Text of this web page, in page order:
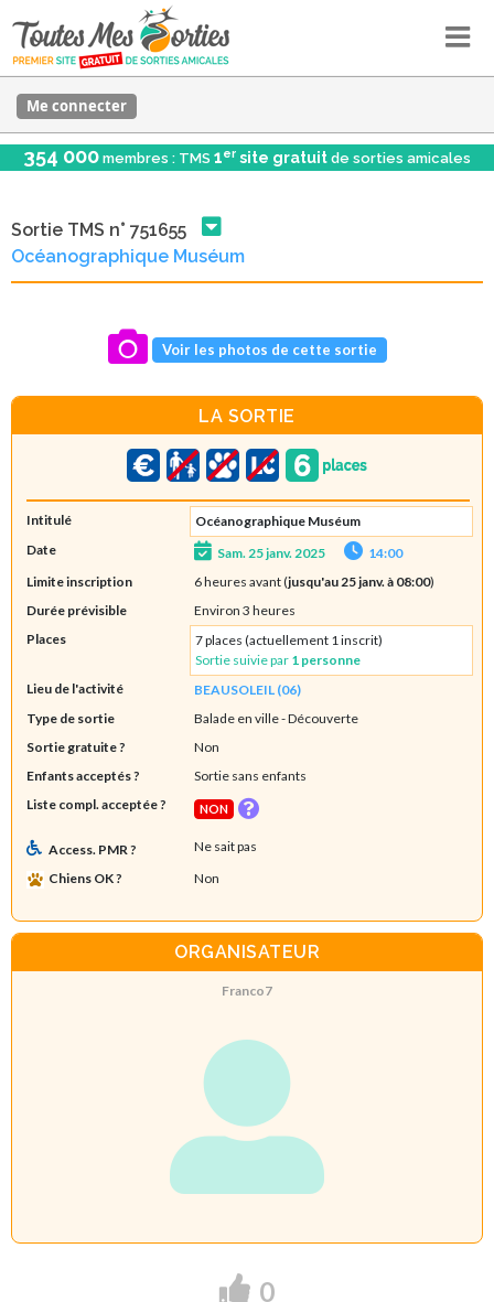
Me connecter
354 000 membres : TMS 1er site gratuit de sorties amicales
Sortie TMS n° 751655
Océanographique Muséum
Voir les photos de cette sortie
LA SORTIE
Intitulé
Océanographique Muséum
Date
Sam. 25 janv. 2025
14:00
Limite inscription
6 heures avant (jusqu'au 25 janv. à 08:00)
Durée prévisible
Environ 3 heures
Places
7 places (actuellement 1 inscrit)
Sortie suivie par 1 personne
Lieu de l'activité
BEAUSOLEIL (06)
Type de sortie
Balade en ville- Découverte
Sortie gratuite ?
Non
Enfants acceptés ?
Sortie sans enfants
Liste compl. acceptée ?
NON
Access. PMR ?
Ne sait pas
Chiens OK ?
Non
ORGANISATEUR
Franco7
0